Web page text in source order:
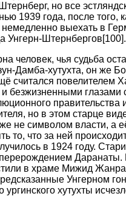
но все
1939 года, после того,
выехать в
Унгерн-Штернбергов[100].
человек, чья судьба
Дамба-хутухта, он же
считался повелителем
глазами
правительства
но в этом старце
не символом власти, а
то, что за ней
в 1924 году.
в храме Мижид
Унгерном
хутухты